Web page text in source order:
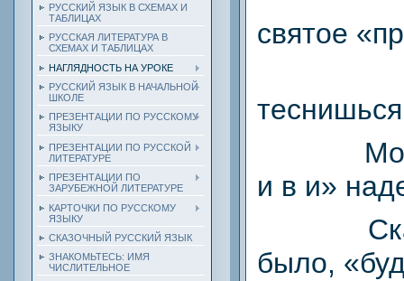
РУССКИЙ ЯЗЫК В СХЕМАХ И
ТАБЛИЦАХ
РУССКАЯ ЛИТЕРАТУРА В
СХЕМАХ И ТАБЛИЦАХ
НАГЛЯДНОСТЬ НА УРОКЕ
РУССКИЙ ЯЗЫК В НАЧАЛЬНОЙ
ШКОЛЕ
ПРЕЗЕНТАЦИИ ПО РУССКОМУ
ЯЗЫКУ
ПРЕЗЕНТАЦИИ ПО РУССКОЙ
ЛИТЕРАТУРЕ
ПРЕЗЕНТАЦИИ ПО
ЗАРУБЕЖНОЙ ЛИТЕРАТУРЕ
КАРТОЧКИ ПО РУССКОМУ
ЯЗЫКУ
СКАЗОЧНЫЙ РУССКИЙ ЯЗЫК
ЗНАКОМЬТЕСЬ: ИМЯ
ЧИСЛИТЕЛЬНОЕ
святое
и в и»
было,